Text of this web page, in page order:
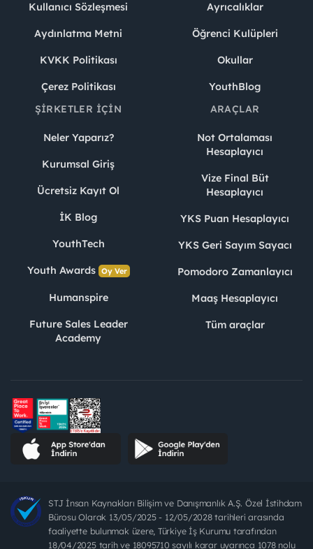
Kullanıcı Sözleşmesi
Aydınlatma Metni
KVKK Politikası
Çerez Politikası
Ayrıcalıklar
Öğrenci Kulüpleri
Okullar
YouthBlog
ŞIRKETLER İÇIN
Neler Yaparız?
Kurumsal Giriş
Ücretsiz Kayıt Ol
İK Blog
YouthTech
Youth Awards Oy Ver
Humanspire
Future Sales Leader
Academy
ARAÇLAR
Not Ortalaması
Hesaplayıcı
Vize Final Büt
Hesaplayıcı
YKS Puan Hesaplayıcı
YKS Geri Sayım Sayacı
Pomodoro Zamanlayıcı
Maaş Hesaplayıcı
Tüm araçlar
STJ İnsan Kaynakları Bilişim ve Danışmanlık A.Ş. Özel İstihdam
Bürosu Olarak 13/05/2025 - 12/05/2028 tarihleri arasında
faaliyette bulunmak üzere, Türkiye İş Kurumu tarafından
18/04/2025 tarih ve 18095710 sayılı karar uyarınca 1078 nolu